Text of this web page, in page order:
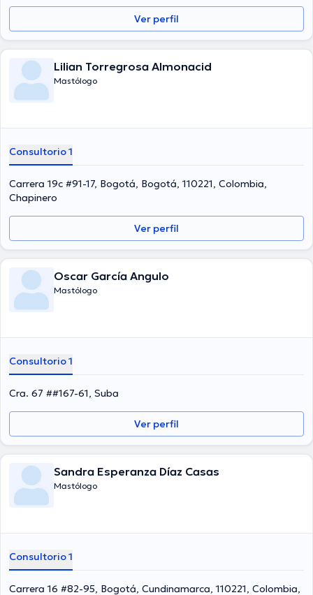
Ver perfil
Lilian Torregrosa Almonacid
Mastólogo
Consultorio 1
Carrera 19c #91-17, Bogotá, Bogotá, 110221, Colombia,
Chapinero
Ver perfil
Oscar García Angulo
Mastólogo
Consultorio 1
Cra. 67 ##167-61, Suba
Ver perfil
Sandra Esperanza Díaz Casas
Mastólogo
Consultorio 1
Carrera 16 #82-95, Bogotá, Cundinamarca, 110221, Colombia,